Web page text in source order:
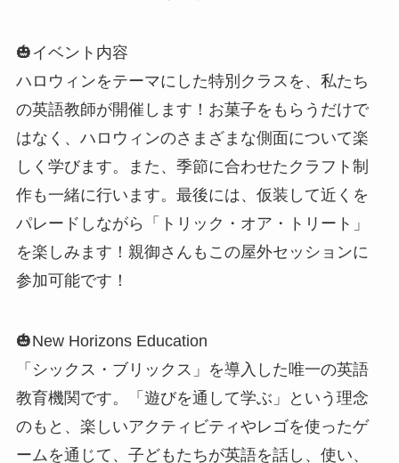
🎃イベント内容
ハロウィンをテーマにした特別クラスを、私たち
の英語教師が開催します！お菓子をもらうだけで
はなく、ハロウィンのさまざまな側面について楽
しく学びます。また、季節に合わせたクラフト制
作も一緒に行います。最後には、仮装して近くを
パレードしながら「トリック・オア・トリート」
を楽しみます！親御さんもこの屋外セッションに
参加可能です！
🎃New Horizons Education
「シックス・ブリックス」を導入した唯一の英語
教育機関です。「遊びを通して学ぶ」という理念
のもと、楽しいアクティビティやレゴを使ったゲ
ームを通じて、子どもたちが英語を話し、使い、